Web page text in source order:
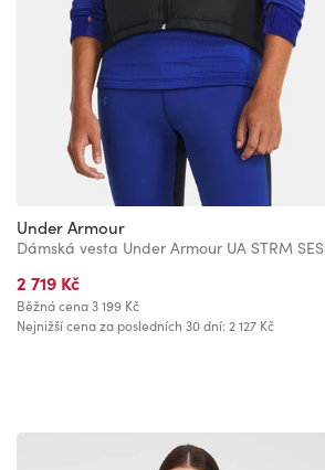
Under Armour
2 719 Kč
Běžná cena3 199 Kč
Nejnižší cena za posledních 30 dní: 2 127 Kč